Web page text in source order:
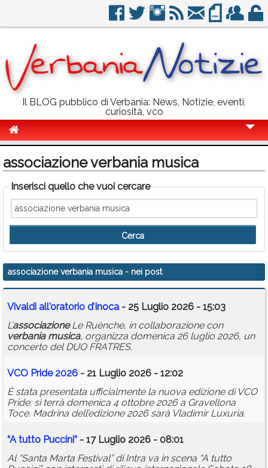
Il BLOG pubblico di Verbania: News, Notizie, eventi,
curiosità, vco
Politica
Sport
Eventi
Info Utili
Rubriche
Calendario
Annunci
associazione verbania musica
Inserisci quello che vuoi cercare
associazione verbania musica - nei post
Vivaldi all'oratorio d’Inoca - 25 Luglio 2026 - 15:03
L’associazioneLe Ruènche, in collaborazione con
verbania musica, organizza domenica 26 luglio 2026, un
concerto del DUO FRATRES.
VCO Pride 2026 - 21 Luglio 2026 - 12:02
È stata presentata ufficialmente la nuova edizione di VCO
Pride: si terrà domenica 4 ottobre 2026 a Gravellona
Toce. Madrina dell’edizione 2026 sarà Vladimir Luxuria.
“A tutto Puccini” - 17 Luglio 2026 - 08:01
Al “Santa Marta Festival” di Intra va in scena “A tutto